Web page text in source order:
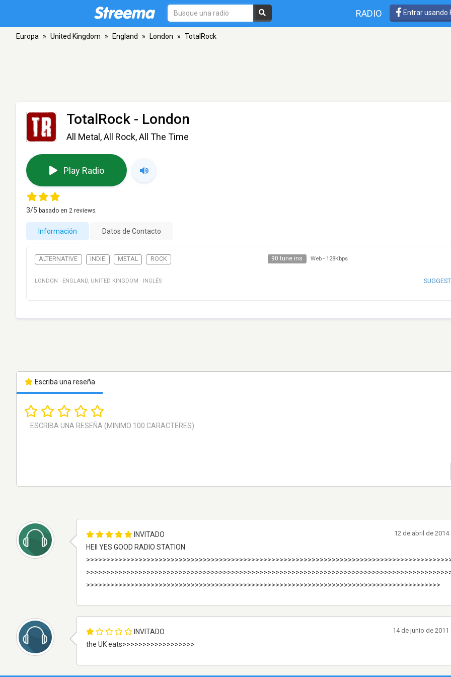
RADIO Entrar usando
Europa » United Kingdom » England » London » TotalRock
TotalRock - London
All Metal, All Rock, All The Time
Play Radio
3/5 basado en 2 reviews.
Información Datos de Contacto
ALTERNATIVE INDIE METAL ROCK 90 tune ins Web - 128Kbps
LONDON · ENGLAND, UNITED KINGDOM · INGLÉS
Escriba una reseña
INVITADO
HEII YES GOOD RADIO STATION
>>>>>>>>>>>>>>>>>>>>>>>>>>>>>>>>>>>>>>>>>>>>>>>>>>>>>>>>>>>>>>>>>>>>>>>>>>>>>>>>>>>>>>>>
12 de abril de 2014
INVITADO
the UK eats>>>>>>>>>>>>>>>>>>
14 de junio de 2011